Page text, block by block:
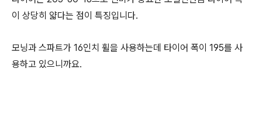
이 상당히 얇다는 점이 특징입니다.
모닝과 스파트가 16인치 휠을 사용하는데 타이어 폭이 195를 사
용하고 있으니까요.